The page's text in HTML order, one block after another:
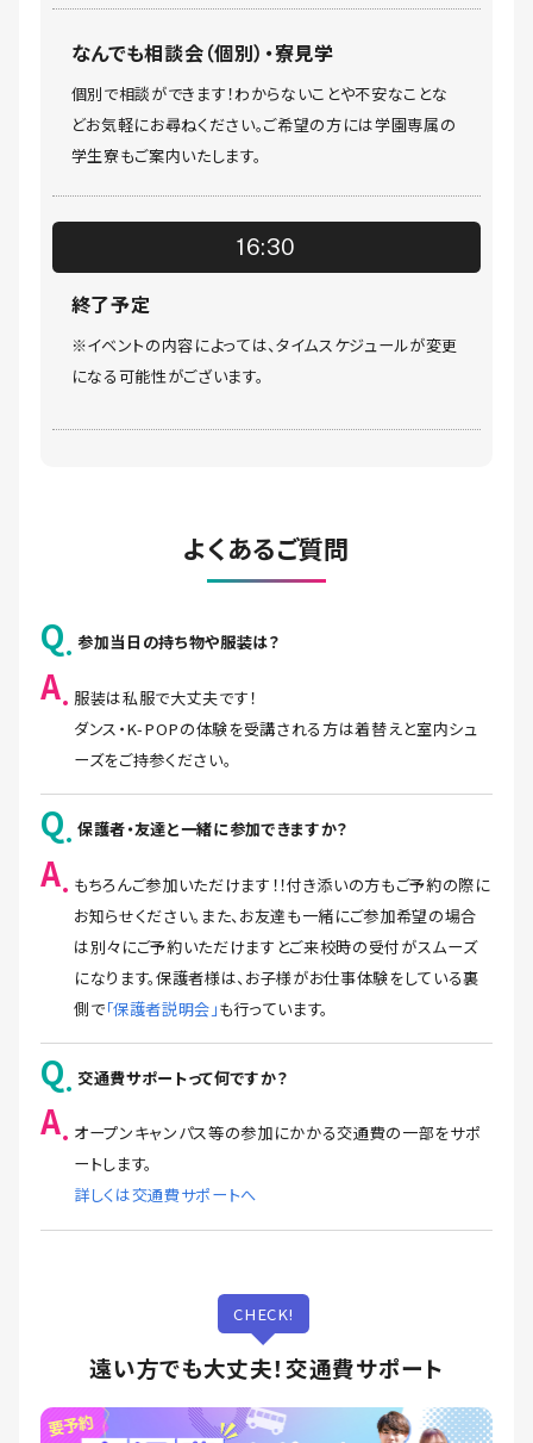
なんでも相談会（個別）・寮見学
個別で相談ができます！わからないことや不安なことな
どお気軽にお尋ねください。ご希望の方には学園専属の
学生寮もご案内いたします。
16:30
終了予定
※イベントの内容によっては、タイムスケジュールが変更
になる可能性がございます。
よくあるご質問
Q 参加当日の持ち物や服装は？
A
服装は私服で大丈夫です！
ダンス・K-POPの体験を受講される方は着替えと室内シュ
ーズをご持参ください。
Q 保護者・友達と一緒に参加できますか？
A
もちろんご参加いただけます！！付き添いの方もご予約の際に
お知らせください。また、お友達も一緒にご参加希望の場合
は別々にご予約いただけますとご来校時の受付がスムーズ
になります。保護者様は、お子様がお仕事体験をしている裏
側で「保護者説明会」も行っています。
Q 交通費サポートって何ですか？
A
オープンキャンパス等の参加にかかる交通費の一部をサポ
ートします。
詳しくは交通費サポートへ
CHECK!
遠い方でも大丈夫！交通費サポート